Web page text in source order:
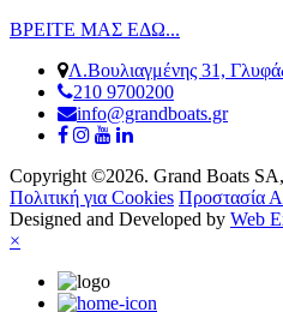
ΒΡΕΙΤΕ ΜΑΣ ΕΔΩ...
Λ.Βουλιαγμένης 31,
210 9700200
info@grandboats.gr
Copyright ©2026. Grand Boats
Πολιτική για Cookies Προστασία
Designed and Developed by Web
×